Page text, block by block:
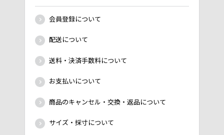
会員登録について
配送について
送料・決済手数料について
お支払いについて
商品のキャンセル・交換・返品について
サイズ・採寸について